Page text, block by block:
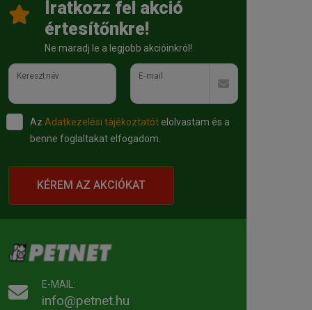
Íratkozz fel akció
értesítőnkre!
Ne maradj le a legjobb akcióinkról!
Keresztnév E-mail
Az Adatkezelési tájékoztatót elolvastam és a
benne foglaltakat elfogadom.
KÉREM AZ AKCIÓKAT
E-MAIL:
info@petnet.hu